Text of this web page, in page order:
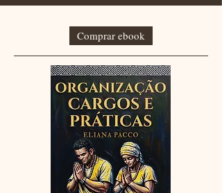
Comprar ebook